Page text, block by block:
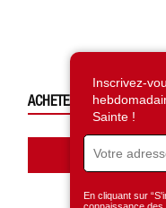
ACHETEZ CE NUMÉRO
Inscrivez-
Sainte !
En cliquant sur